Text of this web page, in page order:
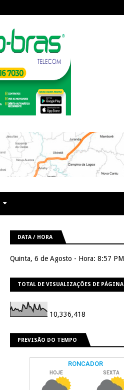
DATA / HORA
Quinta, 6 de Agosto - Hora: 8:57 PM
TOTAL DE VISUALIZAÇÕES DE PÁGINA
10,336,418
PREVISÃO DO TEMPO